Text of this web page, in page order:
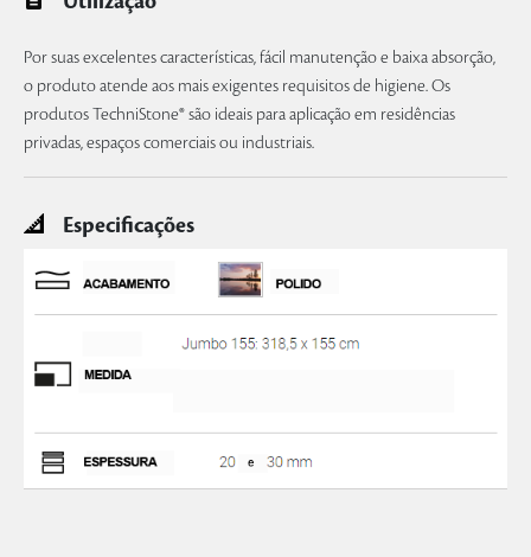
Por suas excelentes características, fácil manutenção e baixa absorção,
o produto atende aos mais exigentes requisitos de higiene. Os
produtos TechniStone® são ideais para aplicação em residências
privadas, espaços comerciais ou industriais.
Especificações